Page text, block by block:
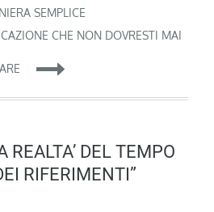
SEMPLICE
CHE NON DOVRESTI MAI
REALTA’ DEL TEMPO
RIFERIMENTI”